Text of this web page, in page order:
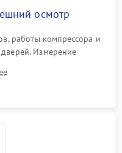
₽ Подробнее →
₽
осмотр
работы компрессора и
дверей. Измерение
термостата и
дисплея.